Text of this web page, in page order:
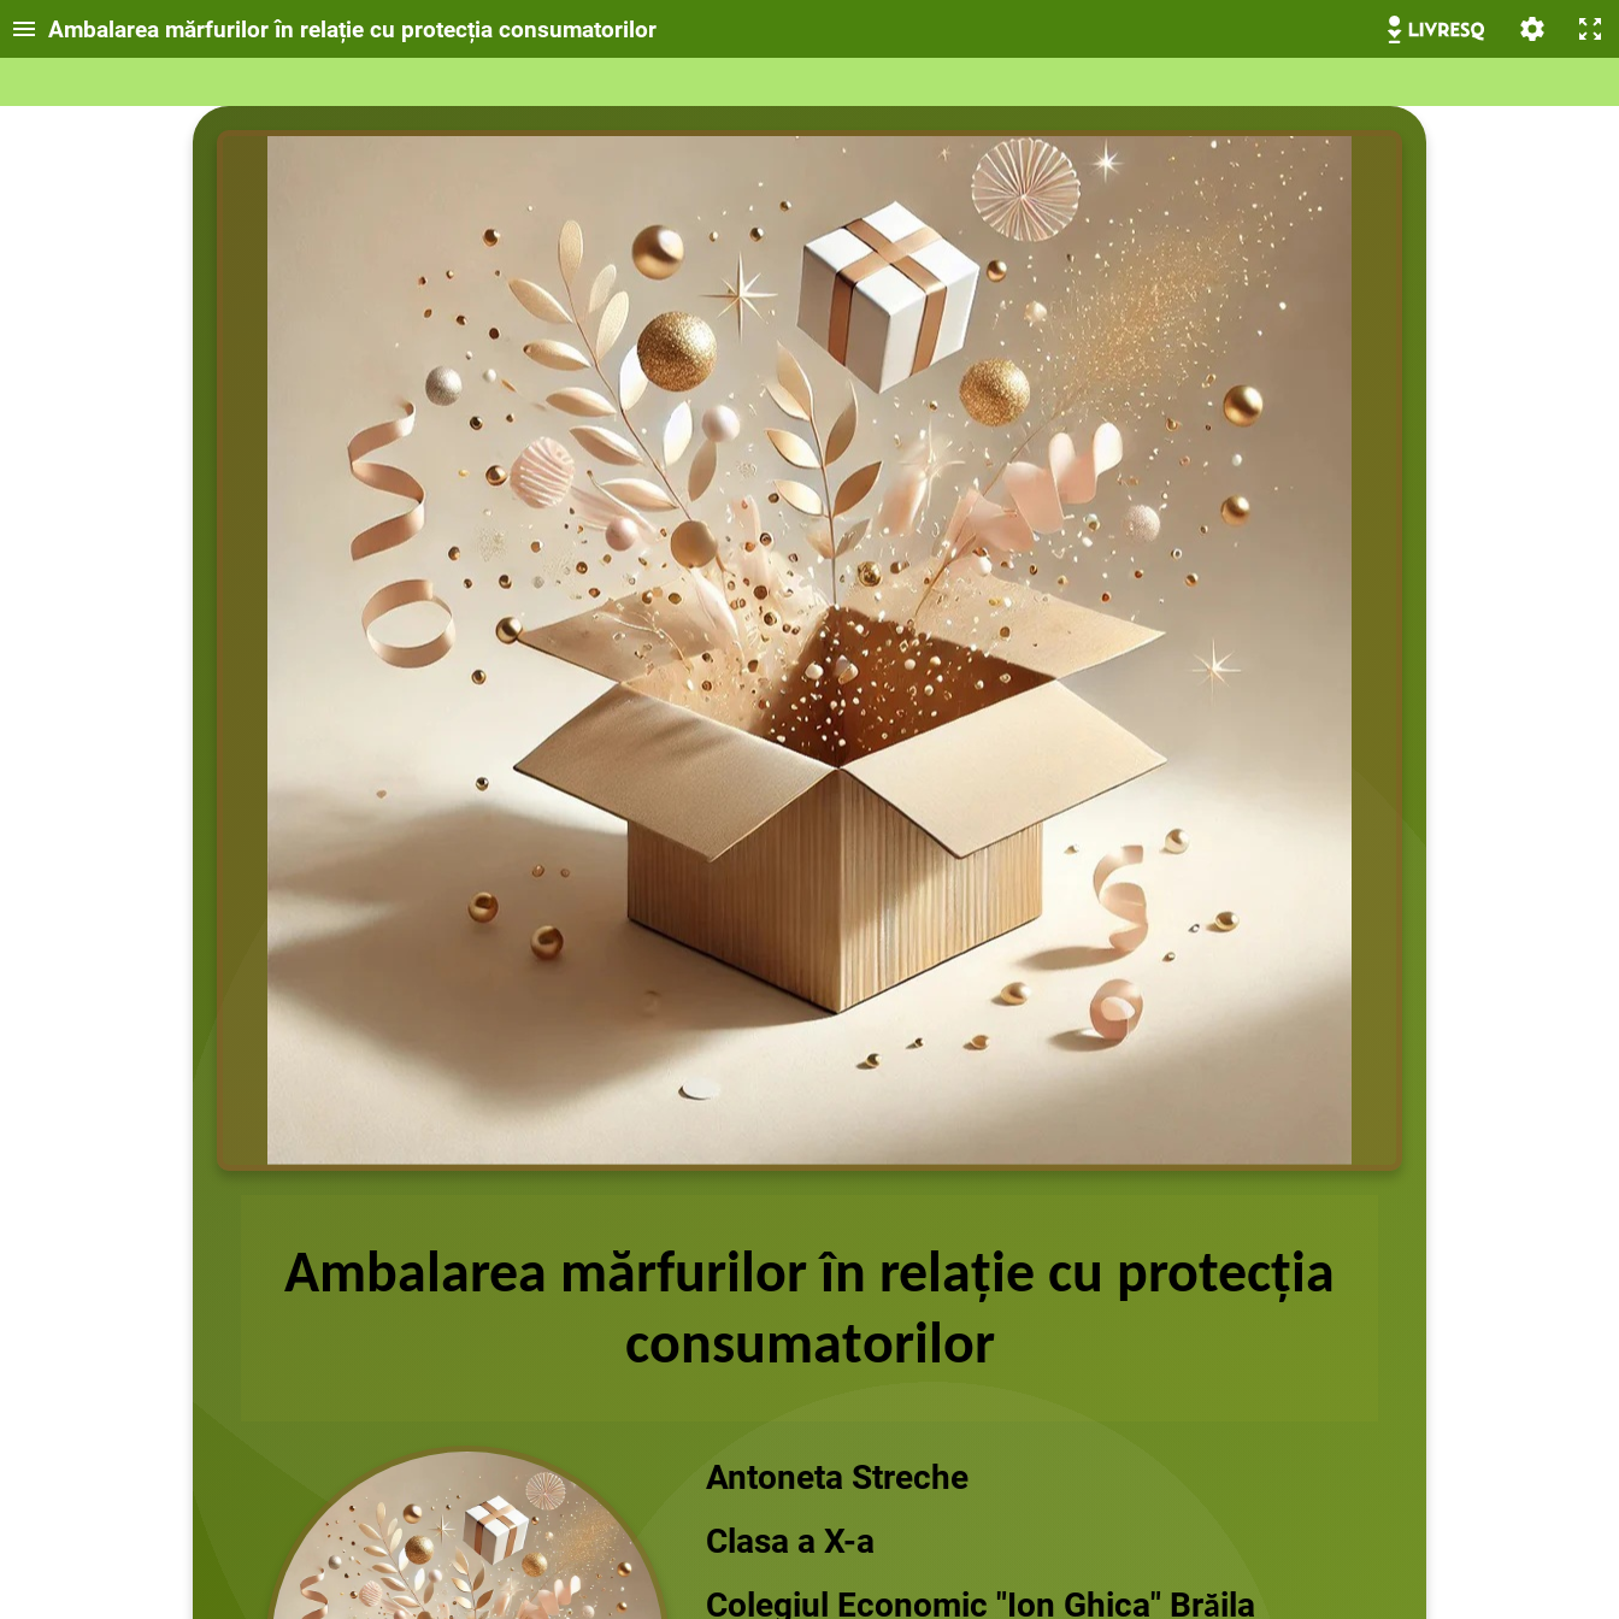
Ambalarea mărfurilor în relație cu protecția consumatorilor
Ambalarea mărfurilor în relație cu protecția
consumatorilor
Antoneta Streche
Clasa a X-a
Colegiul Economic "Ion Ghica" Brăila